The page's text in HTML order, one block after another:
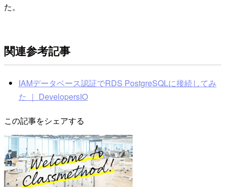
た。
関連参考記事
IAMデータベース認証でRDS PostgreSQLに接続してみ
た ｜ DevelopersIO
この記事をシェアする